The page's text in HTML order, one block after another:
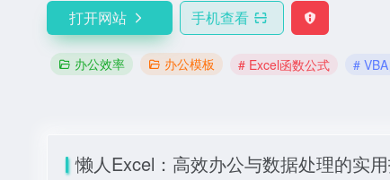
打开网站 手机查看
办公效率 办公模板 # Excel函数公式 #
懒人Excel：高效办公与数据处理的实